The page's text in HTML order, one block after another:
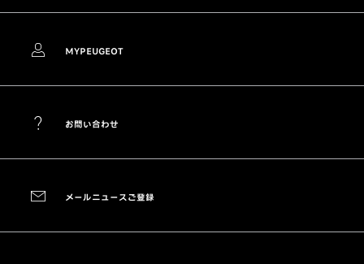
MYPEUGEOT
お問い合わせ
メールニュースご登録